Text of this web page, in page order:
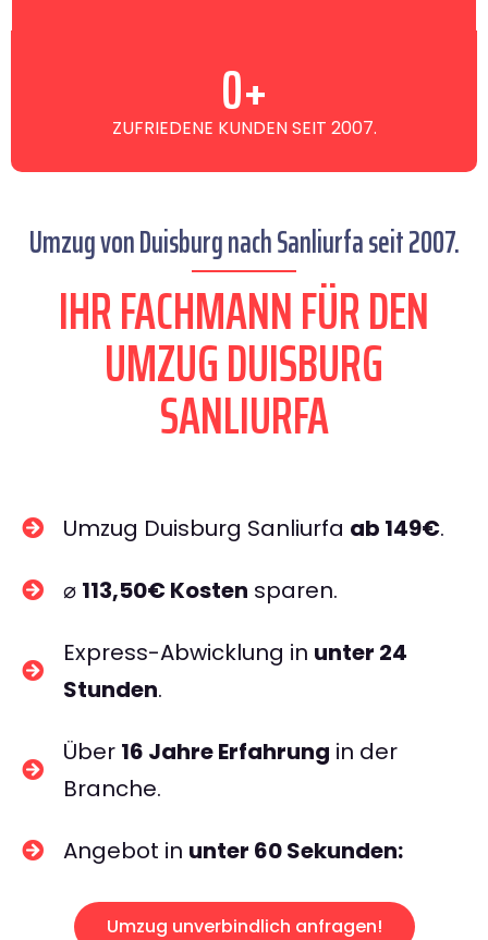
ZUFRIEDENE KUNDEN SEIT 2007.
0+
Umzug von Duisburg nach Sanliurfa seit 2007.
IHR FACHMANN FÜR DEN
UMZUG DUISBURG
SANLIURFA
Umzug Duisburg Sanliurfa ab 149€.
⌀ 113,50€ Kosten sparen.
Express-Abwicklung in unter 24
Stunden.
Über 16 Jahre Erfahrung in der
Branche.
Angebot in unter 60 Sekunden:
Umzug unverbindlich anfragen!